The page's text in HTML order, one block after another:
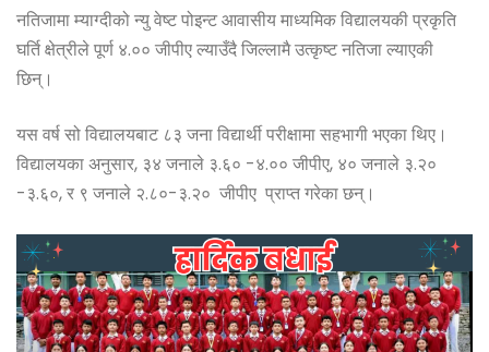
b
o
k
e
n
e
r
A
p
e
नतिजामा म्याग्दीको न्यु वेष्ट पोइन्ट आवासीय माध्यमिक विद्यालयकी प्रकृति
घर्ति क्षेत्रीले पूर्ण ४.०० जीपीए ल्याउँदै जिल्लामै उत्कृष्ट नतिजा ल्याएकी
छिन्।
यस वर्ष सो विद्यालयबाट ८३ जना विद्यार्थी परीक्षामा सहभागी भएका थिए।
विद्यालयका अनुसार, ३४ जनाले ३.६० -४.०० जीपीए, ४० जनाले ३.२०
-३.६०, र ९ जनाले २.८०-३.२० जीपीए प्राप्त गरेका छन्।